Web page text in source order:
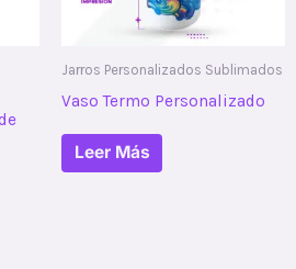
Jarros Personalizados Sublimados
Vaso Termo Personalizado
Leer Más